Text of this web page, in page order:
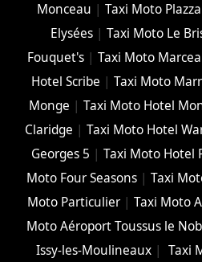
Monceau | Taxi Moto Plazza
Elysées |Taxi Moto Le
Fouquet's| Taxi Moto
Hotel Scribe |Taxi Moto
Monge |Taxi Moto Hotel
Claridge | Taxi Moto Hotel
Georges 5 |Taxi Moto Hotel
Moto Four Seasons |Taxi
Moto Particulier |Taxi Moto
Moto Aéroport Toussus le
Issy-les-Moulineaux | Taxi